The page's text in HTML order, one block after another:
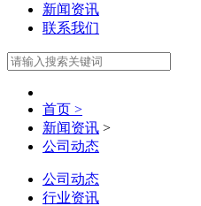
新闻资讯
联系我们
首页 >
新闻资讯 >
公司动态
公司动态
行业资讯